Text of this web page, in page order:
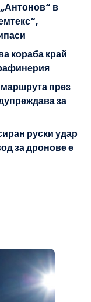
в
кораба край
през
за
руски удар
за дронове е